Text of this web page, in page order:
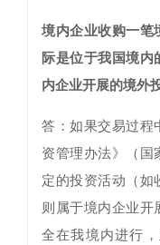
境内企业收购一笔
际是位于我国境
内企业开展的境外
答：如果交易过程
资管理办法》（国
定的投资活动（如
则属于境内企业开
全在我境内进行